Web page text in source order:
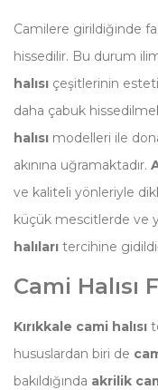
Camilere girildiğinde
hissedilir. Bu durum
halısı çeşitlerinin
daha çabuk
halısı modelleri ile
akınına uğramaktadır.
ve kaliteli yönleriyle
küçük mescitlerde ve
halıları tercihine
Cami Halısı
Kırıkkale cami halısı
hususlardan biri de
bakıldığında akrilik